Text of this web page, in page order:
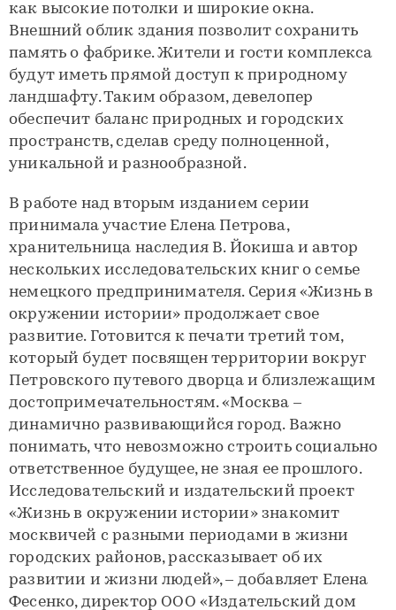
как высокие потолки и широкие окна.
Внешний облик здания позволит сохранить
память о фабрике. Жители и гости комплекса
будут иметь прямой доступ к природному
ландшафту. Таким образом, девелопер
обеспечит баланс природных и городских
пространств, сделав среду полноценной,
уникальной и разнообразной.
В работе над вторым изданием серии
принимала участие Елена Петрова,
хранительница наследия В. Йокиша и автор
нескольких исследовательских книг о семье
немецкого предпринимателя. Серия «Жизнь в
окружении истории» продолжает свое
развитие. Готовится к печати третий том,
который будет посвящен территории вокруг
Петровского путевого дворца и близлежащим
достопримечательностям. «Москва –
динамично развивающийся город. Важно
понимать, что невозможно строить социально
ответственное будущее, не зная ее прошлого.
Исследовательский и издательский проект
«Жизнь в окружении истории» знакомит
москвичей с разными периодами в жизни
городских районов, рассказывает об их
развитии и жизни людей», – добавляет Елена
Фесенко, директор ООО «Издательский дом